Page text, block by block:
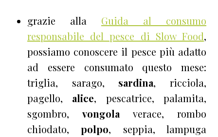
grazie alla Guida al consumo
responsabile del pesce di Slow Food,
possiamo conoscere il pesce più adatto
ad essere consumato questo mese:
triglia, sarago, sardina, ricciola,
pagello, alice, pescatrice, palamita,
sgombro,vongola verace, rombo
chiodato,polpo, seppia, lampuga